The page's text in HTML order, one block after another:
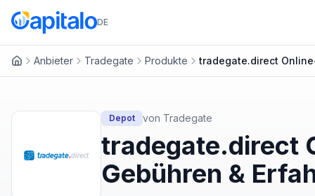
DE
Anbieter Tradegate Produkte tradegate.direct
Depot von Tradegate
tradegate.direct
Gebühren &